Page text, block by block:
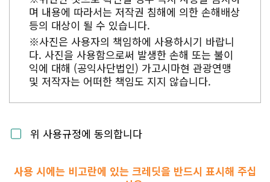
며 내용에 따라서는 저작권 침해에 의한 손해배상
등의 대상이 될 수 있습니다.
※사진은 사용자의 책임하에 사용하시기 바랍니
다. 사진을 사용함으로써 발생한 손해 또는 불이
익에 대해 (공익사단법인) 가고시마현 관광연맹
및 저작자는 어떠한 책임도 지지 않습니다.
위 사용규정에 동의합니다
사용 시에는 비고란에 있는 크레딧을 반드시 표시해 주십